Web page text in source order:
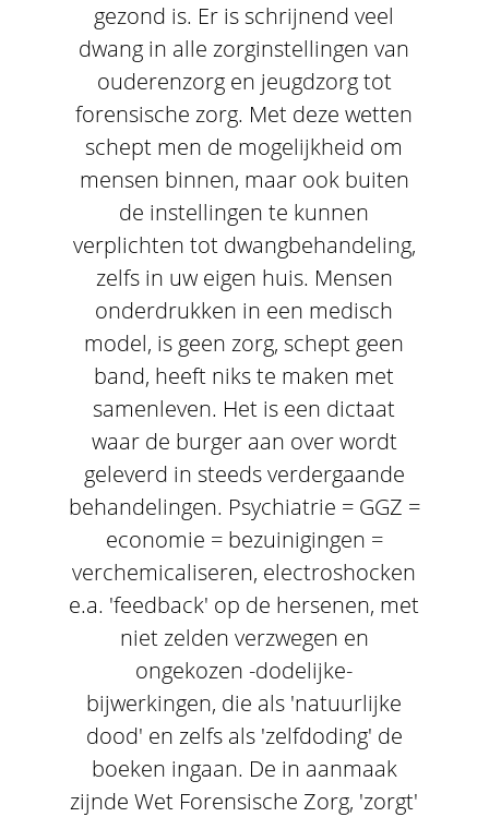
gezond is. Er is schrijnend veel
dwang in alle zorginstellingen van
ouderenzorg en jeugdzorg tot
forensische zorg. Met deze wetten
schept men de mogelijkheid om
mensen binnen, maar ook buiten
de instellingen te kunnen
verplichten tot dwangbehandeling,
zelfs in uw eigen huis. Mensen
onderdrukken in een medisch
model, is geen zorg, schept geen
band, heeft niks te maken met
samenleven. Het is een dictaat
waar de burger aan over wordt
geleverd in steeds verdergaande
behandelingen. Psychiatrie = GGZ =
economie = bezuinigingen =
verchemicaliseren, electroshocken
e.a. 'feedback' op de hersenen, met
niet zelden verzwegen en
ongekozen -dodelijke-
bijwerkingen, die als 'natuurlijke
dood' en zelfs als 'zelfdoding' de
boeken ingaan. De in aanmaak
zijnde Wet Forensische Zorg, 'zorgt'